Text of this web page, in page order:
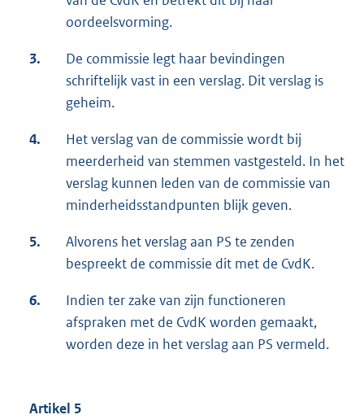
oordeelsvorming.
3.
De commissie legt haar bevindingen
schriftelijk vast in een verslag. Dit verslag is
geheim.
4.
Het verslag van de commissie wordt bij
meerderheid van stemmen vastgesteld. In het
verslag kunnen leden van de commissie van
minderheidsstandpunten blijk geven.
5.
Alvorens het verslag aan PS te zenden
bespreekt de commissie dit met de CvdK.
6.
Indien ter zake van zijn functioneren
afspraken met de CvdK worden gemaakt,
worden deze in het verslag aan PS vermeld.
Artikel 5